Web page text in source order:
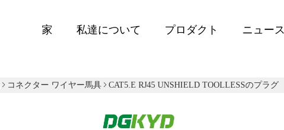
家 私達について プロダクト ニュース
コネクター ワイヤー馬具 CAT5.e RJ45 UNSHIELD TOOLLESSのプラグ